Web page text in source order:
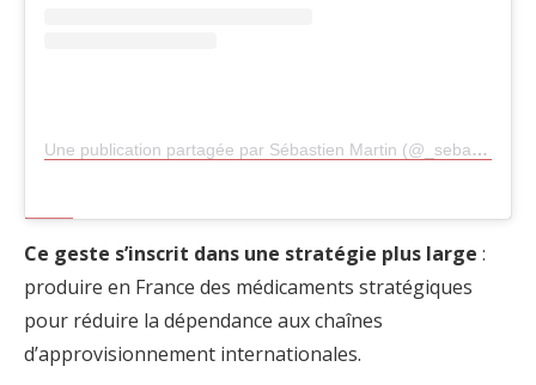
Une publication partagée par Sébastien Martin (@_sebastienmartin_)
Ce geste s’inscrit dans une stratégie plus large :
produire en France des médicaments stratégiques
pour réduire la dépendance aux chaînes
d’approvisionnement internationales.